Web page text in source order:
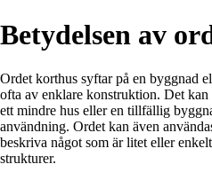
Betydelsen av
Ordet korthus syftar på en byggnad
ofta av enklare konstruktion. Det
ett mindre hus eller en tillfällig
användning. Ordet kan även
beskriva något som är litet eller
strukturer.